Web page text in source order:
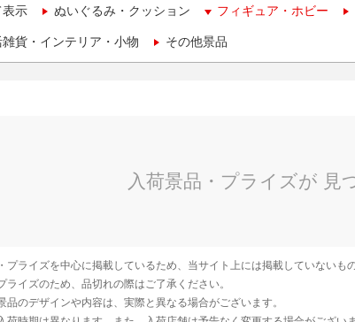
表示 ぬいぐるみ・クッション フィギュア・ホビー
貨・インテリア・小物 その他景品